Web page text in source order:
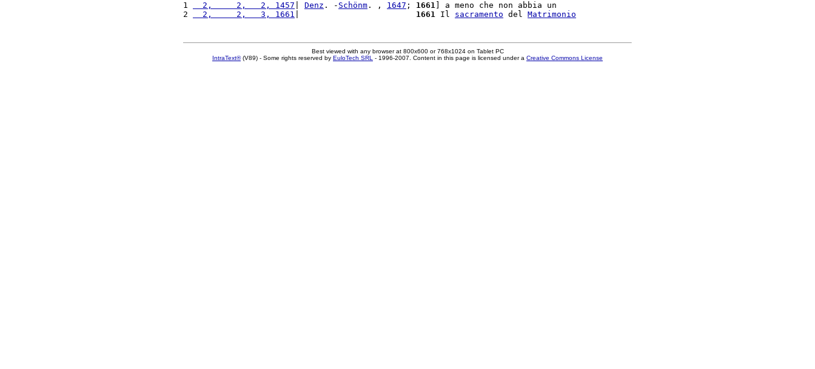
1
  2,     2,   2, 1457
Denz . - Schönm . , 1647 ; 1661 ] a meno che non abbia un
2
  2,     2,   3, 1661
1661 Il sacramento del Matrimonio
Best viewed with any browser at 800x600 or 768x1024 on Tablet PC
IntraText®(V89) - Some rights reserved by EuloTech SRL - 1996-2007. Content in this page is licensed under a Creative Commons License